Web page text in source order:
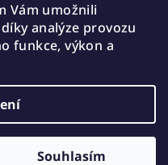
Vám umožnili
analýze provozu
funkce, výkon a
Souhlasím
Barunky. Všechna práva
cookies